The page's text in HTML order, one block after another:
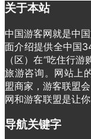
关于本站
中国游客网就是中
面介绍提供全中国
（区）在“吃住行
旅游咨询。网站上
盟商家，游客联盟
网和游客联盟是让
导航关键字